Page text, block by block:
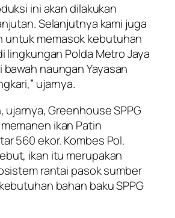
ini akan dilakukan
Selanjutnya kami juga
untuk memasok kebutuhan
lingkungan Polda Metro Jaya
naungan Yayasan
ujarnya.
ujarnya, Greenhouse SPPG
ikan Patin
560 ekor. Kombes Pol.
ikan itu merupakan
rantai pasok sumber
bahan baku SPPG